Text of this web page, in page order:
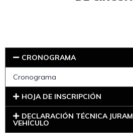
CRONOGRAMA
Cronograma
HOJA DE INSCRIPCIÓN
DECLARACIÓN TÉCNICA
VEHÍCULO